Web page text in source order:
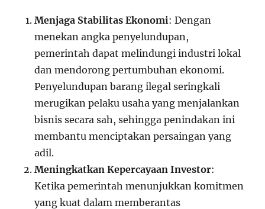
Menjaga Stabilitas Ekonomi: Dengan
menekan angka penyelundupan,
pemerintah dapat melindungi industri lokal
dan mendorong pertumbuhan ekonomi.
Penyelundupan barang ilegal seringkali
merugikan pelaku usaha yang menjalankan
bisnis secara sah, sehingga penindakan ini
membantu menciptakan persaingan yang
adil.
Meningkatkan Kepercayaan Investor:
Ketika pemerintah menunjukkan komitmen
yang kuat dalam memberantas